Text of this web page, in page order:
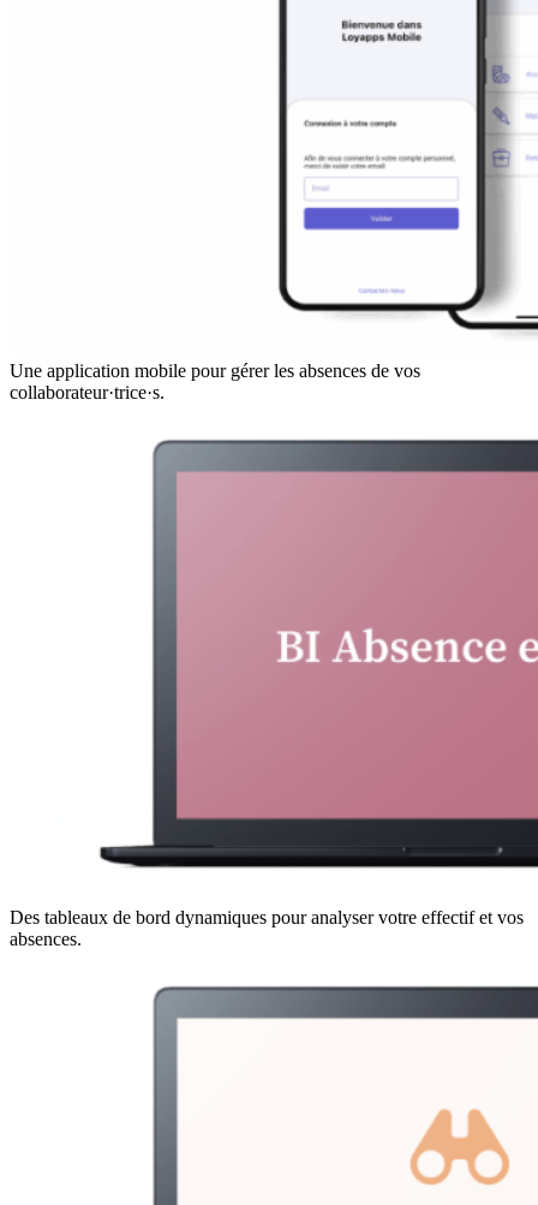
Une application mobile pour gérer les absences de vos
collaborateur·trice·s.
Des tableaux de bord dynamiques pour analyser votre effectif et vos
absences.